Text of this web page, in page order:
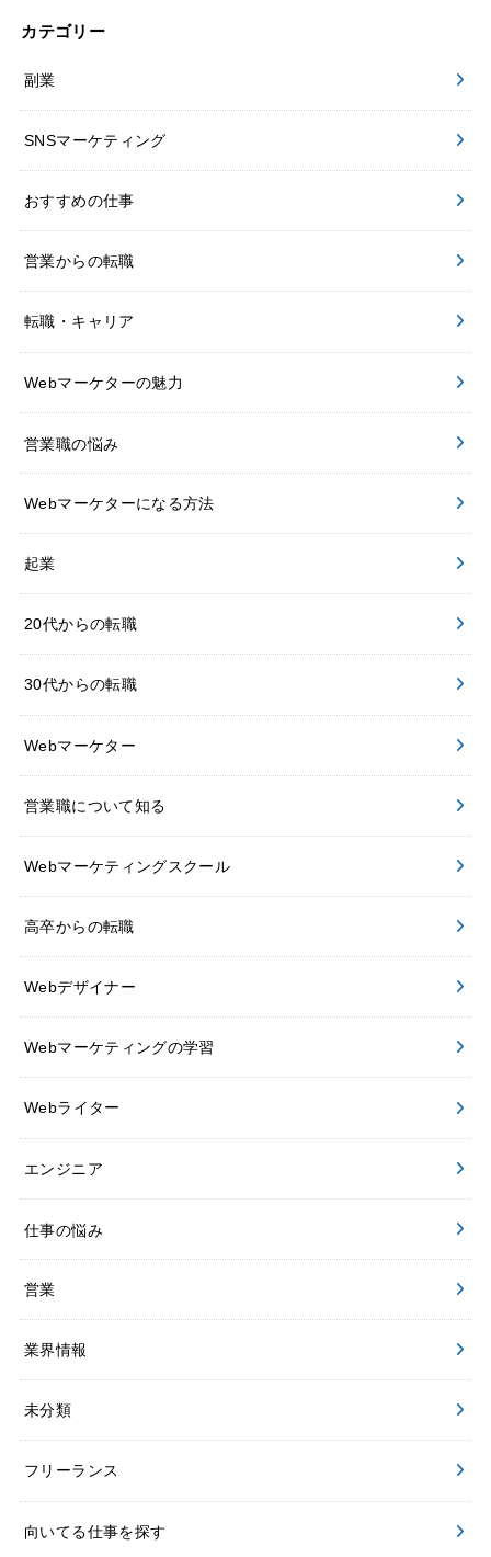
カテゴリー
副業
SNSマーケティング
おすすめの仕事
営業からの転職
転職・キャリア
Webマーケターの魅力
営業職の悩み
Webマーケターになる方法
起業
20代からの転職
30代からの転職
Webマーケター
営業職について知る
Webマーケティングスクール
高卒からの転職
Webデザイナー
Webマーケティングの学習
Webライター
エンジニア
仕事の悩み
営業
業界情報
未分類
フリーランス
向いてる仕事を探す